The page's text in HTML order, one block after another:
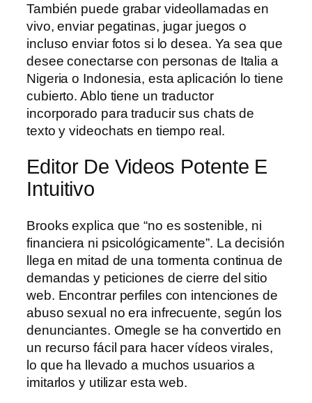
También puede grabar videollamadas en
vivo, enviar pegatinas, jugar juegos o
incluso enviar fotos si lo desea. Ya sea que
desee conectarse con personas de Italia a
Nigeria o Indonesia, esta aplicación lo tiene
cubierto. Ablo tiene un traductor
incorporado para traducir sus chats de
texto y videochats en tiempo real.
Editor De Videos Potente E
Intuitivo
Brooks explica que “no es sostenible, ni
financiera ni psicológicamente”. La decisión
llega en mitad de una tormenta continua de
demandas y peticiones de cierre del sitio
web. Encontrar perfiles con intenciones de
abuso sexual no era infrecuente, según los
denunciantes. Omegle se ha convertido en
un recurso fácil para hacer vídeos virales,
lo que ha llevado a muchos usuarios a
imitarlos y utilizar esta web.